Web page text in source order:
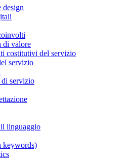
design
di valore
costitutivi del servizio
servizio
di servizio
il linguaggio
keywords)